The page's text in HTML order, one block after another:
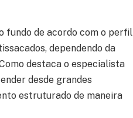
fundo de acordo com o perfil
dependendo da
destaca o especialista
desde grandes
estruturado de maneira